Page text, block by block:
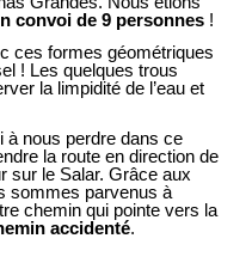
convoi de 9 personnes!
ces formes géométriques
! Les quelques trous
la limpidité de l’eau et
à nous perdre dans ce
la route en direction de
sur le Salar. Grâce aux
sommes parvenus à
chemin qui pointe vers la
accidenté.